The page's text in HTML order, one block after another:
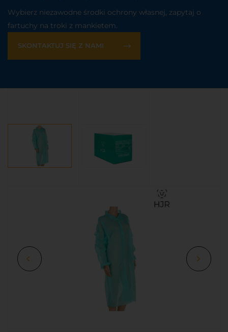
Wybierz niezawodne środki ochrony własnej, zapytaj o
fartuchy na troki z mankietem.
SKONTAKTUJ SIĘ Z NAMI